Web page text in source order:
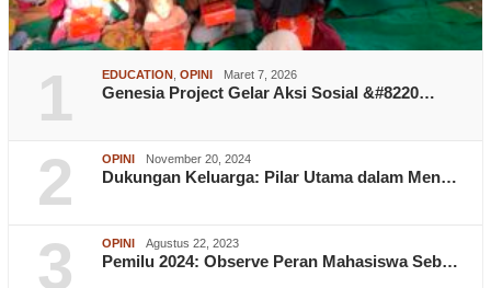
1 EDUCATION OPINI Maret 7, 2026
Genesia Project Gelar Aksi Sosial &#8220…
2 OPINI November 20, 2024
Dukungan Keluarga: Pilar Utama dalam Men…
3 OPINI Agustus 22, 2023
Pemilu 2024: Observe Peran Mahasiswa Seb…